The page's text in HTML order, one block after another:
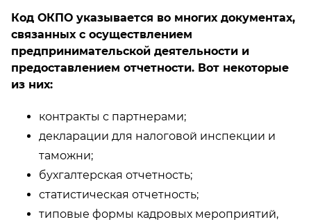
Код ОКПО указывается во многих документах,
связанных с осуществлением
предпринимательской деятельности и
предоставлением отчетности. Вот некоторые
из них:
контракты с партнерами;
декларации для налоговой инспекции и
таможни;
бухгалтерская отчетность;
статистическая отчетность;
типовые формы кадровых мероприятий,